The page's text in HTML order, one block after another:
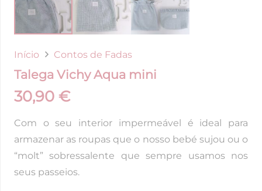
Início Contos de Fadas
Talega Vichy Aqua mini
30,90 €
Com o seu interior impermeável é ideal para
armazenar as roupas que o nosso bebé sujou ou o
“molt” sobressalente que sempre usamos nos
seus passeios.